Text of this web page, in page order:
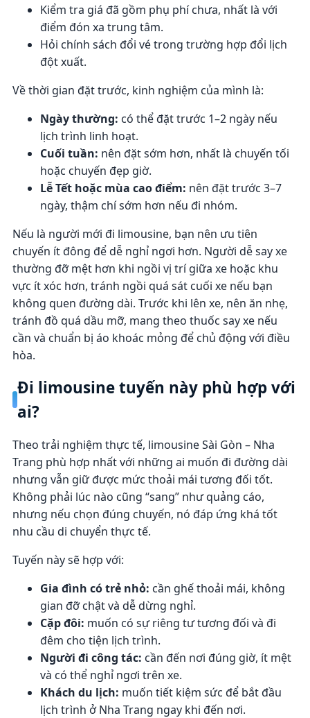
Kiểm tra giá đã gồm phụ phí chưa, nhất là với
điểm đón xa trung tâm.
Hỏi chính sách đổi vé trong trường hợp đổi lịch
đột xuất.
Về thời gian đặt trước, kinh nghiệm của mình là:
Ngày thường: có thể đặt trước 1–2 ngày nếu
lịch trình linh hoạt.
Cuối tuần: nên đặt sớm hơn, nhất là chuyến tối
hoặc chuyến đẹp giờ.
Lễ Tết hoặc mùa cao điểm: nên đặt trước 3–7
ngày, thậm chí sớm hơn nếu đi nhóm.
Nếu là người mới đi limousine, bạn nên ưu tiên
chuyến ít đông để dễ nghỉ ngơi hơn. Người dễ say xe
thường đỡ mệt hơn khi ngồi vị trí giữa xe hoặc khu
vực ít xóc hơn, tránh ngồi quá sát cuối xe nếu bạn
không quen đường dài. Trước khi lên xe, nên ăn nhẹ,
tránh đồ quá dầu mỡ, mang theo thuốc say xe nếu
cần và chuẩn bị áo khoác mỏng để chủ động với điều
hòa.
Đi limousine tuyến này phù hợp với
ai?
Theo trải nghiệm thực tế, limousine Sài Gòn – Nha
Trang phù hợp nhất với những ai muốn đi đường dài
nhưng vẫn giữ được mức thoải mái tương đối tốt.
Không phải lúc nào cũng “sang” như quảng cáo,
nhưng nếu chọn đúng chuyến, nó đáp ứng khá tốt
nhu cầu di chuyển thực tế.
Tuyến này sẽ hợp với:
Gia đình có trẻ nhỏ: cần ghế thoải mái, không
gian đỡ chật và dễ dừng nghỉ.
Cặp đôi: muốn có sự riêng tư tương đối và đi
đêm cho tiện lịch trình.
Người đi công tác: cần đến nơi đúng giờ, ít mệt
và có thể nghỉ ngơi trên xe.
Khách du lịch: muốn tiết kiệm sức để bắt đầu
lịch trình ở Nha Trang ngay khi đến nơi.